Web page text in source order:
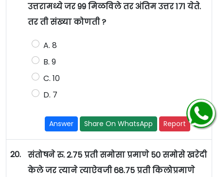
उत्तरामध्ये जर 99 मिळविले तर अंतिम उत्तर 171 येते.
तर ती संख्या कोणती ?
A. 8
B. 9
C. 10
D. 7
Answer Share On WhatsApp Report
20.
संतोषने रु. 2.75 प्रती समोसा प्रमाणे 50 समोसे खरेदी
केले जर त्याने त्याऐवजी 68.75 प्रती किलोप्रमाणे